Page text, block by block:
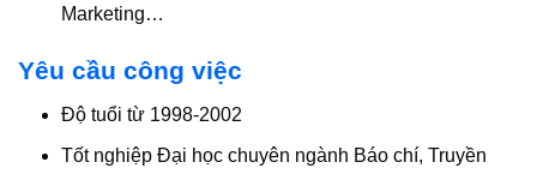
Marketing…
Yêu cầu công việc
Độ tuổi từ 1998-2002
Tốt nghiệp Đại học chuyên ngành Báo chí, Truyền